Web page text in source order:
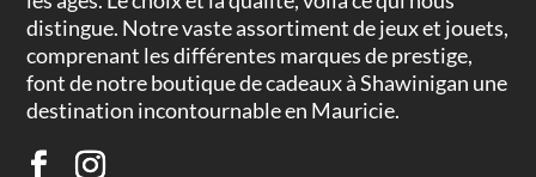
distingue. Notre vaste assortiment de jeux et jouets,
comprenant les différentes marques de prestige,
font de notre boutique de cadeaux à Shawinigan une
destination incontournable en Mauricie.